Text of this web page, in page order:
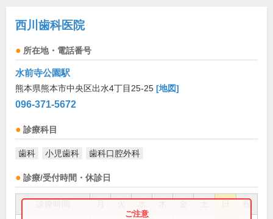
西川歯科医院
所在地・電話番号
水前寺公園駅
熊本県熊本市中央区出水4丁目25-25 [地図]
096-371-5672
診療科目
歯科 小児歯科 歯科口腔外科
診療/受付時間・休診日
祝